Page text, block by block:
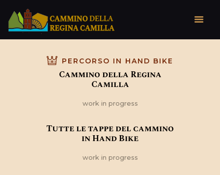
HOME
CHI SIAMO
IL CAMMINO
PERCORSO IN HAND BIKE
Cammino della Regina
Camilla
work in progress
Tutte le tappe del cammino
in Hand Bike
work in progress